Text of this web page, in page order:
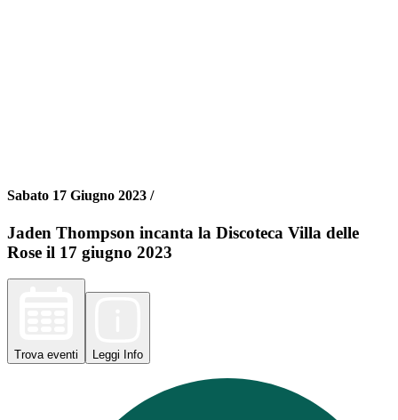
Sabato 17 Giugno 2023 /
Jaden Thompson incanta la Discoteca Villa delle
Rose il 17 giugno 2023
Trova eventi Leggi Info